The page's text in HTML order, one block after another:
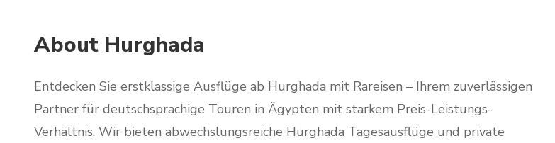
About Hurghada
Entdecken Sie erstklassige Ausflüge ab Hurghada mit Rareisen – Ihrem zuverlässigen
Partner für deutschsprachige Touren in Ägypten mit starkem Preis-Leistungs-
Verhältnis. Wir bieten abwechslungsreiche Hurghada Tagesausflüge und private